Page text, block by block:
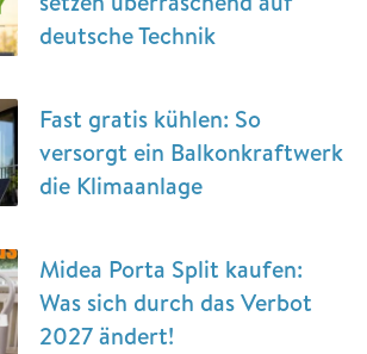
deutsche Technik
Fast gratis kühlen: So
versorgt ein Balkonkraftwerk
die Klimaanlage
Midea Porta Split kaufen:
Was sich durch das Verbot
2027 ändert!